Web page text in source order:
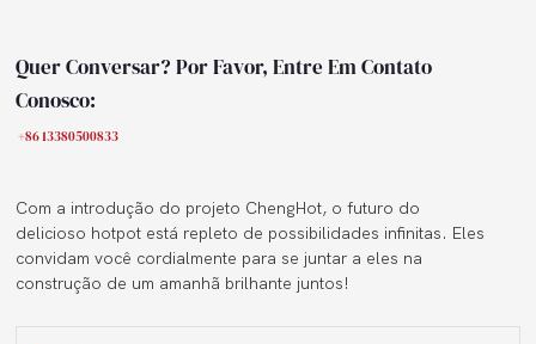
Quer Conversar? Por Favor, Entre Em Contato
Conosco:
+86 13380500833
Com a introdução do projeto ChengHot, o futuro do
delicioso hotpot está repleto de possibilidades infinitas. Eles
convidam você cordialmente para se juntar a eles na
construção de um amanhã brilhante juntos!